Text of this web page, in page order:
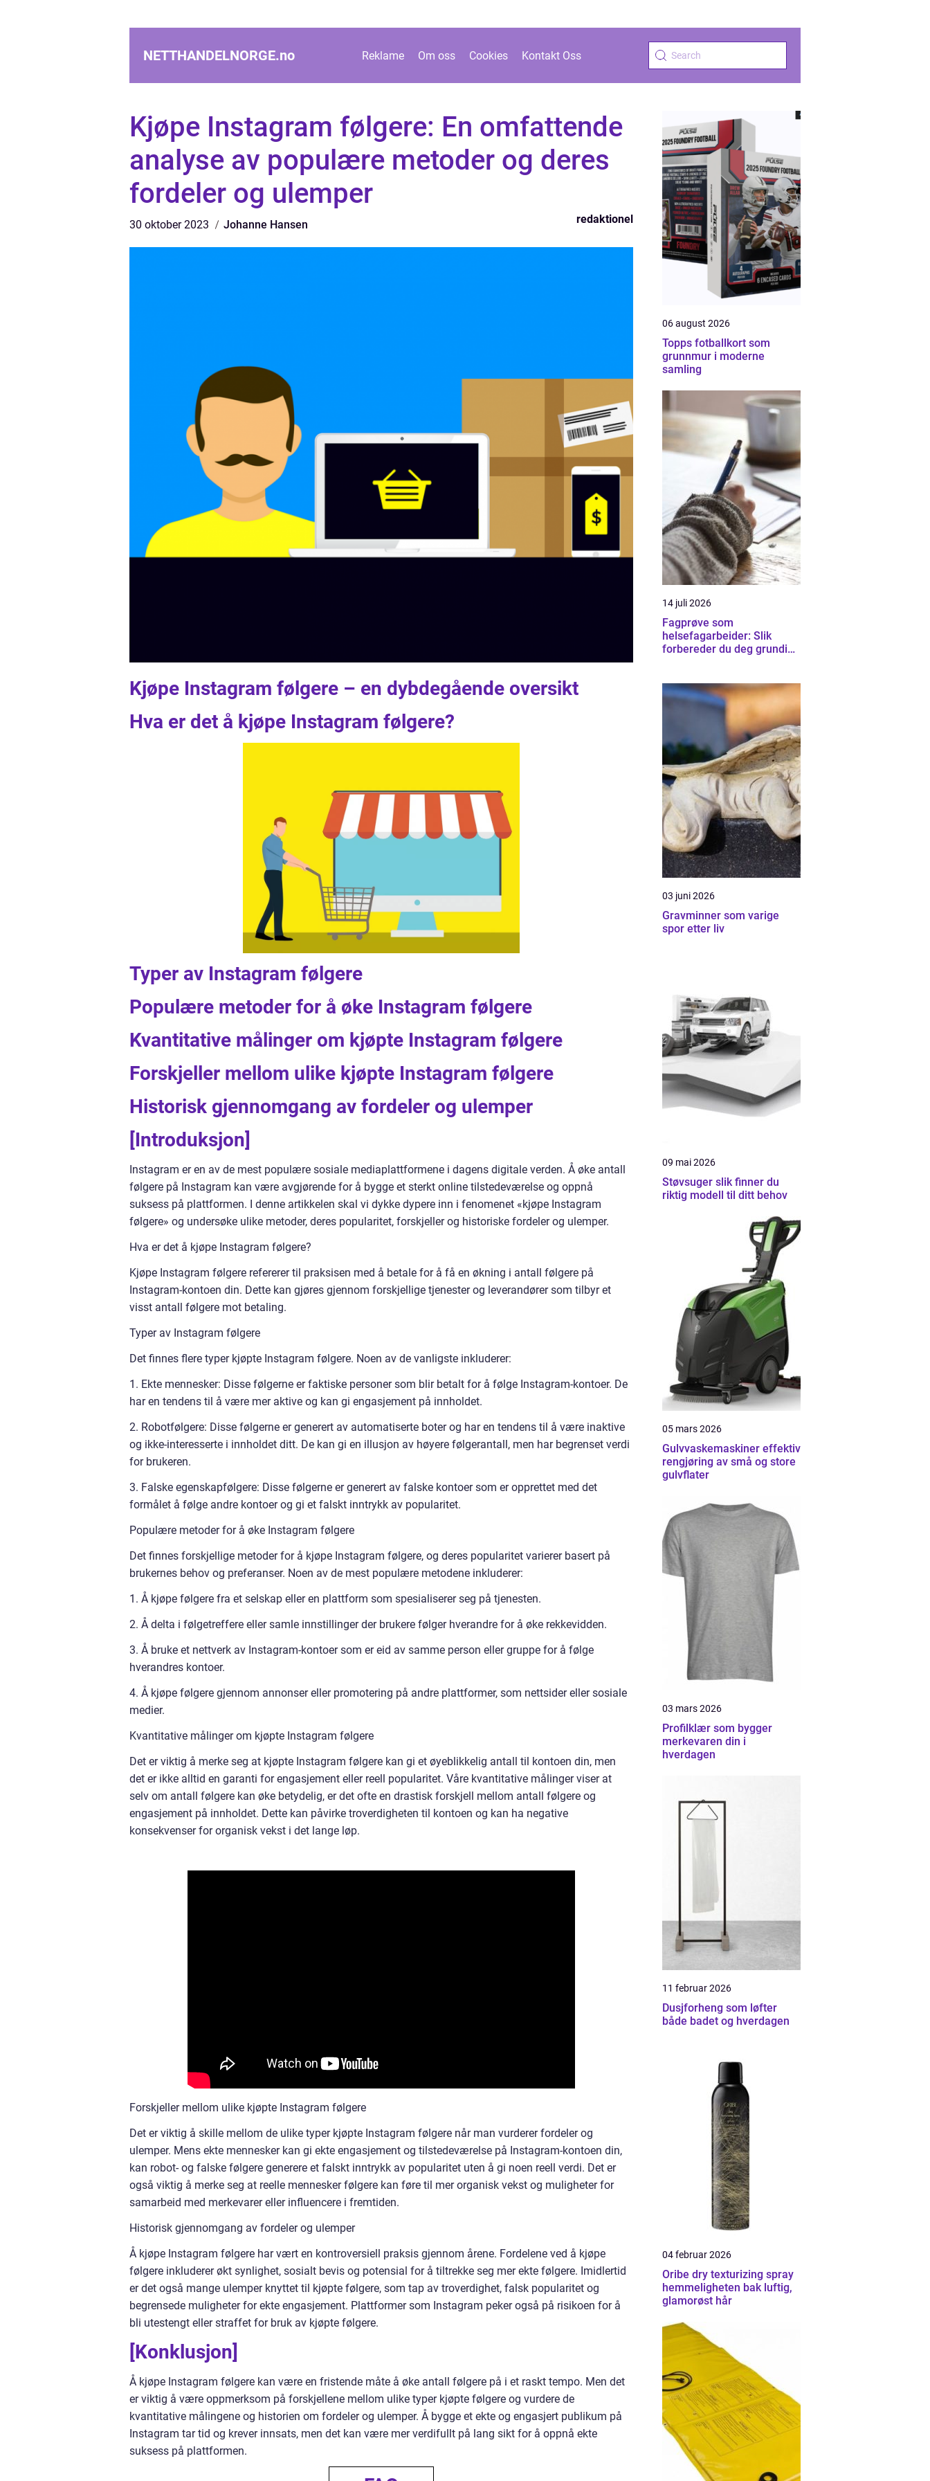
NETTHANDELNORGE.no Reklame Om oss Cookies Kontakt Oss
Kjøpe Instagram følgere: En omfattende
analyse av populære metoder og deres
fordeler og ulemper
30 oktober 2023 Johanne Hansen redaktionel
Kjøpe Instagram følgere – en dybdegående oversikt
Hva er det å kjøpe Instagram følgere?
Typer av Instagram følgere
Populære metoder for å øke Instagram følgere
Kvantitative målinger om kjøpte Instagram følgere
Forskjeller mellom ulike kjøpte Instagram følgere
Historisk gjennomgang av fordeler og ulemper
[Introduksjon]
Instagram er en av de mest populære sosiale mediaplattformene i dagens digitale verden. Å øke antall
følgere på Instagram kan være avgjørende for å bygge et sterkt online tilstedeværelse og oppnå
suksess på plattformen. I denne artikkelen skal vi dykke dypere inn i fenomenet «kjøpe Instagram
følgere» og undersøke ulike metoder, deres popularitet, forskjeller og historiske fordeler og ulemper.
Hva er det å kjøpe Instagram følgere?
Kjøpe Instagram følgere refererer til praksisen med å betale for å få en økning i antall følgere på
Instagram-kontoen din. Dette kan gjøres gjennom forskjellige tjenester og leverandører som tilbyr et
visst antall følgere mot betaling.
Typer av Instagram følgere
Det finnes flere typer kjøpte Instagram følgere. Noen av de vanligste inkluderer:
1. Ekte mennesker: Disse følgerne er faktiske personer som blir betalt for å følge Instagram-kontoer. De
har en tendens til å være mer aktive og kan gi engasjement på innholdet.
2. Robotfølgere: Disse følgerne er generert av automatiserte boter og har en tendens til å være inaktive
og ikke-interesserte i innholdet ditt. De kan gi en illusjon av høyere følgerantall, men har begrenset verdi
for brukeren.
3. Falske egenskapfølgere: Disse følgerne er generert av falske kontoer som er opprettet med det
formålet å følge andre kontoer og gi et falskt inntrykk av popularitet.
Populære metoder for å øke Instagram følgere
Det finnes forskjellige metoder for å kjøpe Instagram følgere, og deres popularitet varierer basert på
brukernes behov og preferanser. Noen av de mest populære metodene inkluderer:
1. Å kjøpe følgere fra et selskap eller en plattform som spesialiserer seg på tjenesten.
2. Å delta i følgetreffere eller samle innstillinger der brukere følger hverandre for å øke rekkevidden.
3. Å bruke et nettverk av Instagram-kontoer som er eid av samme person eller gruppe for å følge
hverandres kontoer.
4. Å kjøpe følgere gjennom annonser eller promotering på andre plattformer, som nettsider eller sosiale
medier.
Kvantitative målinger om kjøpte Instagram følgere
Det er viktig å merke seg at kjøpte Instagram følgere kan gi et øyeblikkelig antall til kontoen din, men
det er ikke alltid en garanti for engasjement eller reell popularitet. Våre kvantitative målinger viser at
selv om antall følgere kan øke betydelig, er det ofte en drastisk forskjell mellom antall følgere og
engasjement på innholdet. Dette kan påvirke troverdigheten til kontoen og kan ha negative
konsekvenser for organisk vekst i det lange løp.
Forskjeller mellom ulike kjøpte Instagram følgere
Det er viktig å skille mellom de ulike typer kjøpte Instagram følgere når man vurderer fordeler og
ulemper. Mens ekte mennesker kan gi ekte engasjement og tilstedeværelse på Instagram-kontoen din,
kan robot- og falske følgere generere et falskt inntrykk av popularitet uten å gi noen reell verdi. Det er
også viktig å merke seg at reelle mennesker følgere kan føre til mer organisk vekst og muligheter for
samarbeid med merkevarer eller influencere i fremtiden.
Historisk gjennomgang av fordeler og ulemper
Å kjøpe Instagram følgere har vært en kontroversiell praksis gjennom årene. Fordelene ved å kjøpe
følgere inkluderer økt synlighet, sosialt bevis og potensial for å tiltrekke seg mer ekte følgere. Imidlertid
er det også mange ulemper knyttet til kjøpte følgere, som tap av troverdighet, falsk popularitet og
begrensede muligheter for ekte engasjement. Plattformer som Instagram peker også på risikoen for å
bli utestengt eller straffet for bruk av kjøpte følgere.
[Konklusjon]
Å kjøpe Instagram følgere kan være en fristende måte å øke antall følgere på i et raskt tempo. Men det
er viktig å være oppmerksom på forskjellene mellom ulike typer kjøpte følgere og vurdere de
kvantitative målingene og historien om fordeler og ulemper. Å bygge et ekte og engasjert publikum på
Instagram tar tid og krever innsats, men det kan være mer verdifullt på lang sikt for å oppnå ekte
suksess på plattformen.
06 august 2026
Topps fotballkort som
grunnmur i moderne
samling
14 juli 2026
Fagprøve som
helsefagarbeider: Slik
forbereder du deg grundig
03 juni 2026
Gravminner som varige
spor etter liv
09 mai 2026
Støvsuger slik finner du
riktig modell til ditt behov
05 mars 2026
Gulvvaskemaskiner effektiv
rengjøring av små og store
gulvflater
03 mars 2026
Profilklær som bygger
merkevaren din i
hverdagen
11 februar 2026
Dusjforheng som løfter
både badet og hverdagen
04 februar 2026
Oribe dry texturizing spray
hemmeligheten bak luftig,
glamorøst hår